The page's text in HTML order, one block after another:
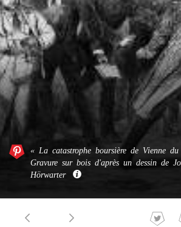
« La catastrophe boursière de Vienne
Gravure sur bois d'après un dessin de
Hörwarter